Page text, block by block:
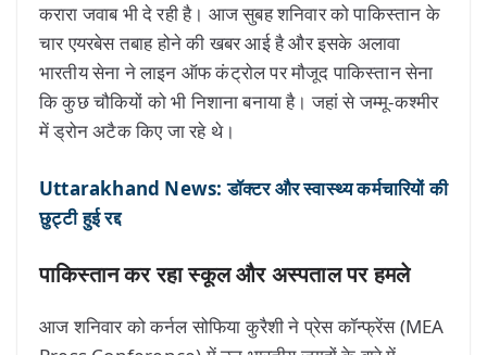
करारा जवाब भी दे रही है। आज सुबह शनिवार को पाकिस्तान के
चार एयरबेस तबाह होने की खबर आई है और इसके अलावा
भारतीय सेना ने लाइन ऑफ कंट्रोल पर मौजूद पाकिस्तान सेना
कि कुछ चौकियों को भी निशाना बनाया है। जहां से जम्मू-कश्मीर
में ड्रोन अटैक किए जा रहे थे।
Uttarakhand News: डॉक्टर और स्वास्थ्य कर्मचारियों की
छुट्टी हुई रद्द
पाकिस्तान कर रहा स्कूल और अस्पताल पर हमले
आज शनिवार को कर्नल सोफिया कुरैशी ने प्रेस कॉन्फ्रेंस (MEA